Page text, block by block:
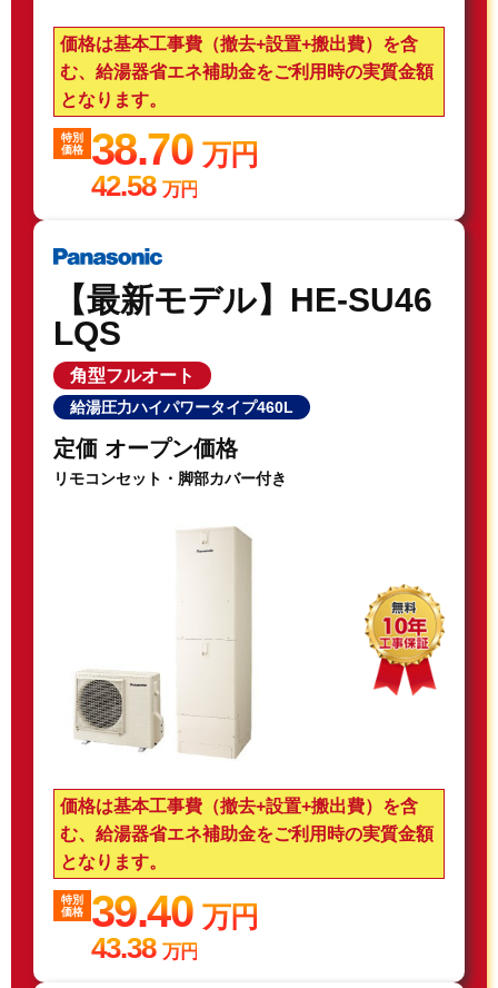
価格は基本工事費（撤去+設置+搬出費）を含
む、給湯器省エネ補助金をご利用時の実質金額
となります。
特別
価格
38.70万円
42.58 万円
【最新モデル】HE-SU46
LQS
角型フルオート
給湯圧力ハイパワータイプ460L
定価 オープン価格
リモコンセット・脚部カバー付き
価格は基本工事費（撤去+設置+搬出費）を含
む、給湯器省エネ補助金をご利用時の実質金額
となります。
特別
価格
39.40万円
43.38 万円